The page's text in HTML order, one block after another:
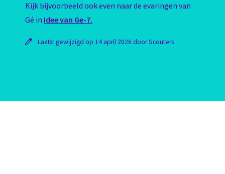
Kijk bijvoorbeeld ook even naar de evaringen van
Gé in Idee van Ge-7.
Laatst gewijzigd op 14 april 2026 door Scouters